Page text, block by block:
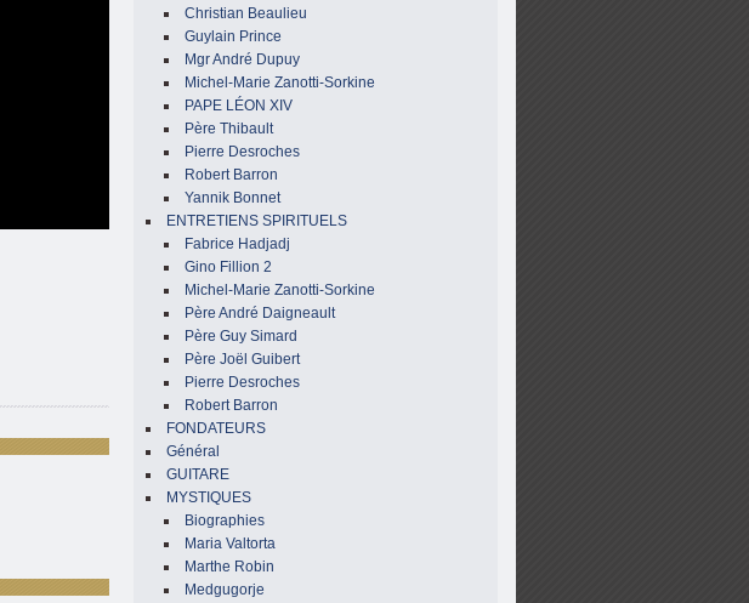
Christian Beaulieu
Guylain Prince
Mgr André Dupuy
Michel-Marie Zanotti-Sorkine
PAPE LÉON XIV
Père Thibault
Pierre Desroches
Robert Barron
Yannik Bonnet
ENTRETIENS SPIRITUELS
Fabrice Hadjadj
Gino Fillion 2
Michel-Marie Zanotti-Sorkine
Père André Daigneault
Père Guy Simard
Père Joël Guibert
Pierre Desroches
Robert Barron
FONDATEURS
Général
GUITARE
MYSTIQUES
Biographies
Maria Valtorta
Marthe Robin
Medgugorje